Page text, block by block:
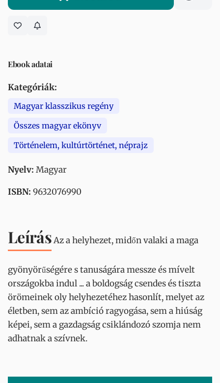
Ebook adatai
Kategóriák:
Magyar klasszikus regény
Összes magyar ekönyv
Történelem, kultúrtörténet, néprajz
Nyelv: Magyar
ISBN: 9632076990
LeírásAz a helyhezet, midőn valaki a maga
gyönyörűségére s tanuságára messze és mívelt
országokba indul ... a boldogság csendes és tiszta
örömeinek oly helyhezetéhez hasonlít, melyet az
életben, sem az ambíció ragyogása, sem a hiúság
képei, sem a gazdagság csiklándozó szomja nem
adhatnak a szívnek.